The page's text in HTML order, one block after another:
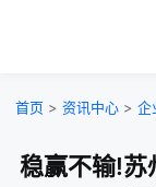
首页 > 资讯中心 > 企
稳赢不输!苏